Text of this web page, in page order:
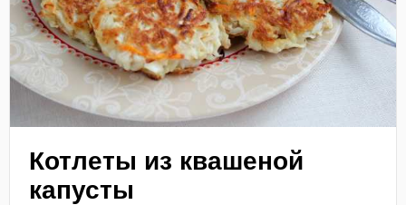
Котлеты из квашеной
капусты